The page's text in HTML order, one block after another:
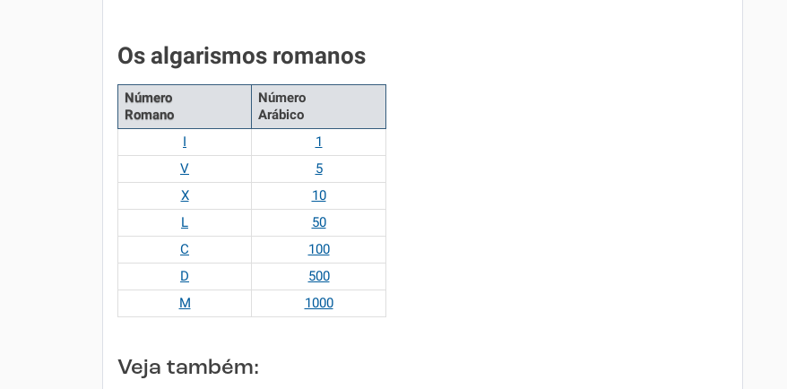
Os algarismos romanos
Número
Romano
Número
Arábico
I
1
V
5
X
10
L
50
C
100
D
500
M
1000
Veja também: